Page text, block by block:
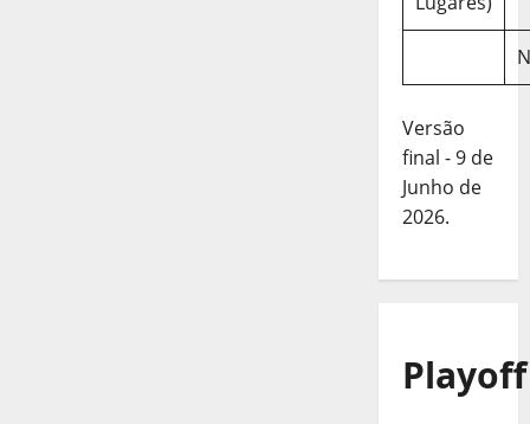
Versão
final - 9 de
Junho de
2026.
Playoff